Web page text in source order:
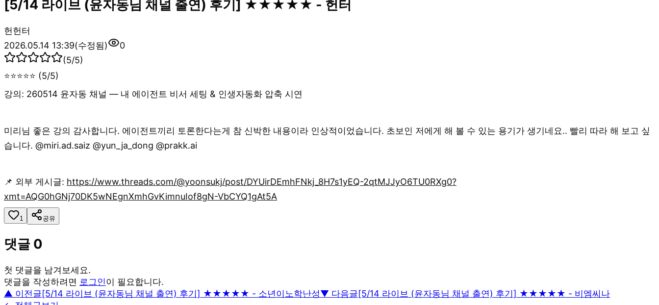
[5/14 라이브 (윤자동님 채널 출연) 후기] ★★★★★ - 헌터
헌헌터
2026.05.14 13:39(수정됨)
0
(5/5)
⭐⭐⭐⭐⭐ (5/5)
강의: 260514 윤자동 채널 — 내 에이전트 비서 세팅 & 인생자동화 압축 시연
미리님 좋은 강의 감사합니다. 에이전트끼리 토론한다는게 참 신박한 내용이라 인상적이었습니다. 초보인 저에게 해 볼 수 있는 용기가 생기네요.. 빨리 따라 해 보고 싶
습니다. @miri.ad.saiz @yun_ja_dong @prakk.ai
📌 외부 게시글: https://www.threads.com/@yoonsukj/post/DYUirDEmhFNkj_8H7s1yEQ-2qtMJJyO6TU0RXg0?
xmt=AQG0hGNj70DK5wNEgnXmhGvKimnuIof8gN-VbCYQ1gAt5A
1 공유
댓글 0
첫 댓글을 남겨보세요.
댓글을 작성하려면 로그인이 필요합니다.
▲ 이전글[5/14 라이브 (윤자동님 채널 출연) 후기] ★★★★★ - 소년이노학난성▼ 다음글[5/14 라이브 (윤자동님 채널 출연) 후기] ★★★★★ - 비엠씨나